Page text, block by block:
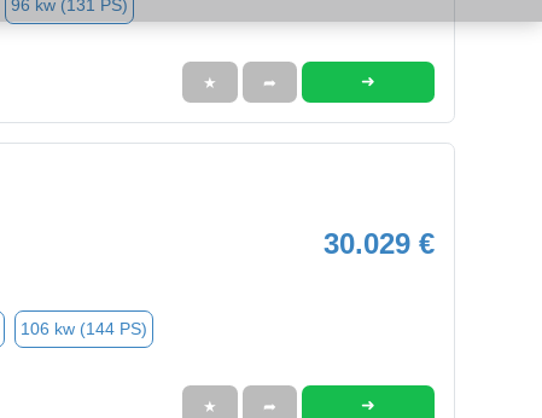
96 kw (131 PS)
★ ➦ ➜
30.029 €
106 kw (144 PS)
★ ➦ ➜